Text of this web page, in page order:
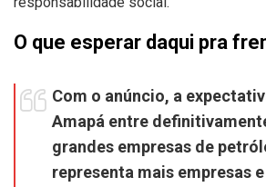
O que esperar daqui pra
Com o anúncio, a
Amapá entre
grandes empresas de
representa mais empresas